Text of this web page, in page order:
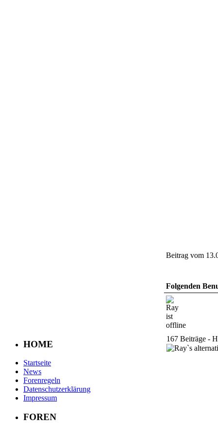
HOME
Startseite
News
Forenregeln
Datenschutzerklärung
Impressum
FOREN
Beitrag vom
Folgenden
167 Beiträge -